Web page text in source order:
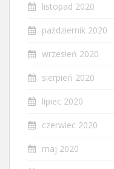
listopad 2020
październik 2020
wrzesień 2020
sierpień 2020
lipiec 2020
czerwiec 2020
maj 2020